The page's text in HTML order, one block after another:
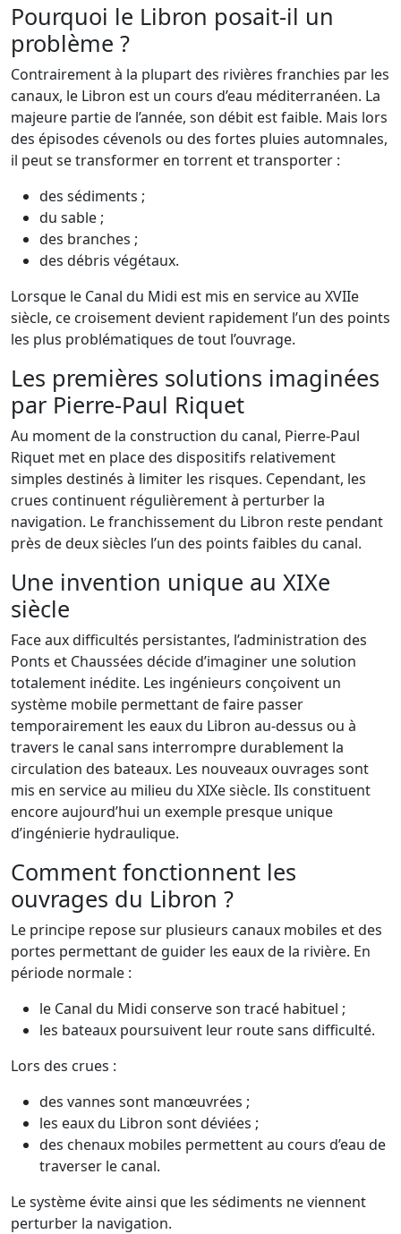
Pourquoi le Libron posait-il un
problème ?
Contrairement à la plupart des rivières franchies par les
canaux, le Libron est un cours d’eau méditerranéen. La
majeure partie de l’année, son débit est faible. Mais lors
des épisodes cévenols ou des fortes pluies automnales,
il peut se transformer en torrent et transporter :
des sédiments ;
du sable ;
des branches ;
des débris végétaux.
Lorsque le Canal du Midi est mis en service au XVIIe
siècle, ce croisement devient rapidement l’un des points
les plus problématiques de tout l’ouvrage.
Les premières solutions imaginées
par Pierre-Paul Riquet
Au moment de la construction du canal, Pierre-Paul
Riquet met en place des dispositifs relativement
simples destinés à limiter les risques. Cependant, les
crues continuent régulièrement à perturber la
navigation. Le franchissement du Libron reste pendant
près de deux siècles l’un des points faibles du canal.
Une invention unique au XIXe
siècle
Face aux difficultés persistantes, l’administration des
Ponts et Chaussées décide d’imaginer une solution
totalement inédite. Les ingénieurs conçoivent un
système mobile permettant de faire passer
temporairement les eaux du Libron au-dessus ou à
travers le canal sans interrompre durablement la
circulation des bateaux. Les nouveaux ouvrages sont
mis en service au milieu du XIXe siècle. Ils constituent
encore aujourd’hui un exemple presque unique
d’ingénierie hydraulique.
Comment fonctionnent les
ouvrages du Libron ?
Le principe repose sur plusieurs canaux mobiles et des
portes permettant de guider les eaux de la rivière. En
période normale :
le Canal du Midi conserve son tracé habituel ;
les bateaux poursuivent leur route sans difficulté.
Lors des crues :
des vannes sont manœuvrées ;
les eaux du Libron sont déviées ;
des chenaux mobiles permettent au cours d’eau de
traverser le canal.
Le système évite ainsi que les sédiments ne viennent
perturber la navigation.